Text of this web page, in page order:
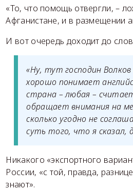
«То, что помощь отвергли, –
Афганистане, и в размещении
И вот очередь доходит до
«Ну, тут господин
хорошо понимает
страна – любая –
обращает внимания на
сколько угодно не
суть того, что я сказал,
Никакого «экспортного
России, «с той, правда,
знают».